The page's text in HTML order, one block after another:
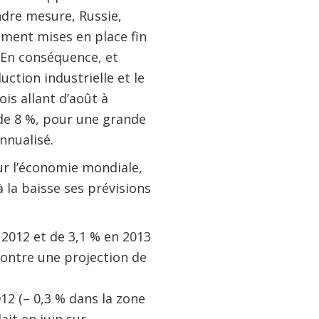
mesure, Russie,
mises en place fin
conséquence, et
industrielle et le
allant d’août à
8 %, pour une grande
l’économie mondiale,
baisse ses prévisions
et de 3,1 % en 2013
une projection de
(– 0,3 % dans la zone